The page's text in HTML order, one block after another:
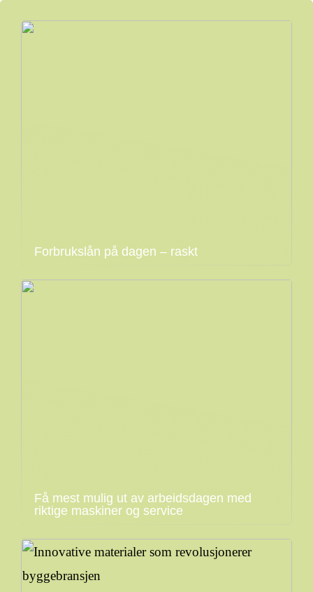
Forbrukslån på dagen – raskt
Få mest mulig ut av arbeidsdagen med
riktige maskiner og service